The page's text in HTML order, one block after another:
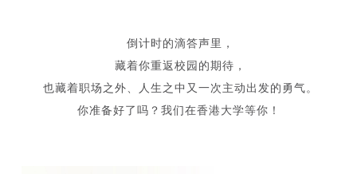
倒计时的滴答声里，
藏着你重返校园的期待，
也藏着职场之外、人生之中又一次主动出发的勇气。
你准备好了吗？我们在香港大学等你！